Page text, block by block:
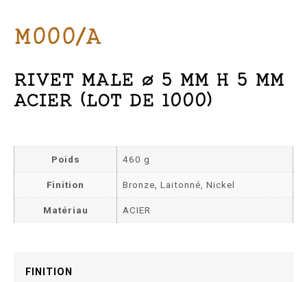
M000/A
RIVET MALE Ø 5 MM H 5 MM
ACIER (LOT DE 1000)
Poids 460 g
Finition Bronze, Laitonné, Nickel
Matériau ACIER
FINITION